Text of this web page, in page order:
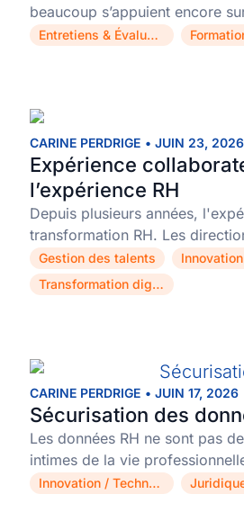
beaucoup s’appuient encore
Entretiens & Évaluations ,
CARINE PERDRIGE • JUIN 23, 2026
Expérience
l’expérience RH
Depuis plusieurs années,
transformation RH. Les
Gestion des talents ,
Transformation digitale
CARINE PERDRIGE • JUIN 17, 2026
Sécurisation des
Les données RH ne sont pas
intimes de la vie
Innovation / Technologie ,